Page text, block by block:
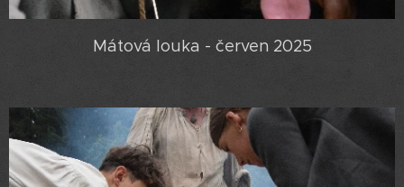
Mátová louka - červen 2025